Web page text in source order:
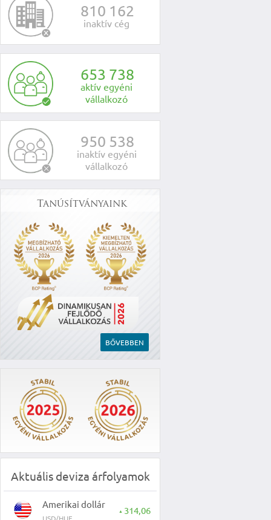
810 162
inaktív cég
653 738
aktív egyéni
vállalkozó
950 538
inaktív egyéni
vállalkozó
Tanúsítványaink
BŐVEBBEN
Aktuális deviza árfolyamok
Amerikai dollár
▲ 314,06